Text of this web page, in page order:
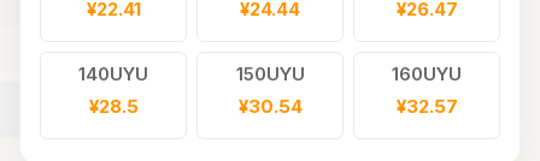
¥22.41
¥24.44
¥26.47
140UYU
¥28.5
150UYU
¥30.54
160UYU
¥32.57